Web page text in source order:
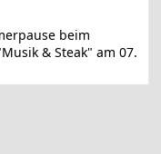
beim
& Steak" am 07.